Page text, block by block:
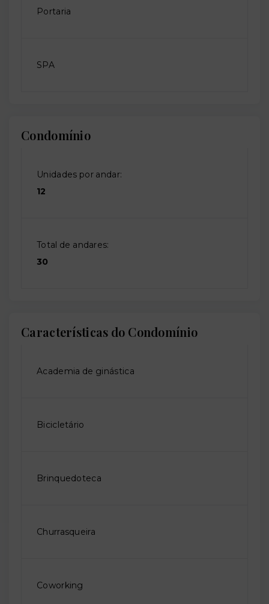
Portaria
SPA
Condomínio
Unidades por andar:
12
Total de andares:
30
Características do Condomínio
Academia de ginástica
Bicicletário
Brinquedoteca
Churrasqueira
Coworking